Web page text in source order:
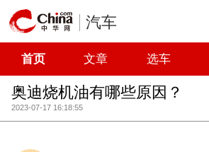
汽车
首页 文章 选车
奥迪烧机油有哪些原因？
2023-07-17 16:18:55